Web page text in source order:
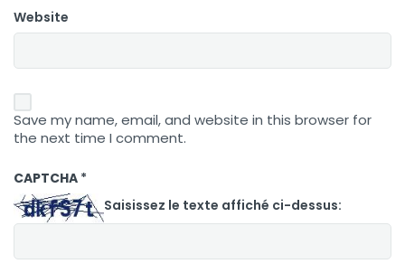
Website
Save my name, email, and website in this browser for
the next time I comment.
CAPTCHA *
Saisissez le texte affiché ci-dessus: